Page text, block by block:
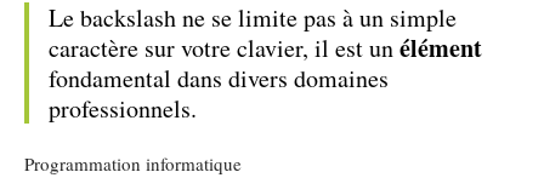
Le backslash ne se limite pas à un simple
caractère sur votre clavier, il est unélément
fondamental dans divers domaines
professionnels.
Programmation informatique